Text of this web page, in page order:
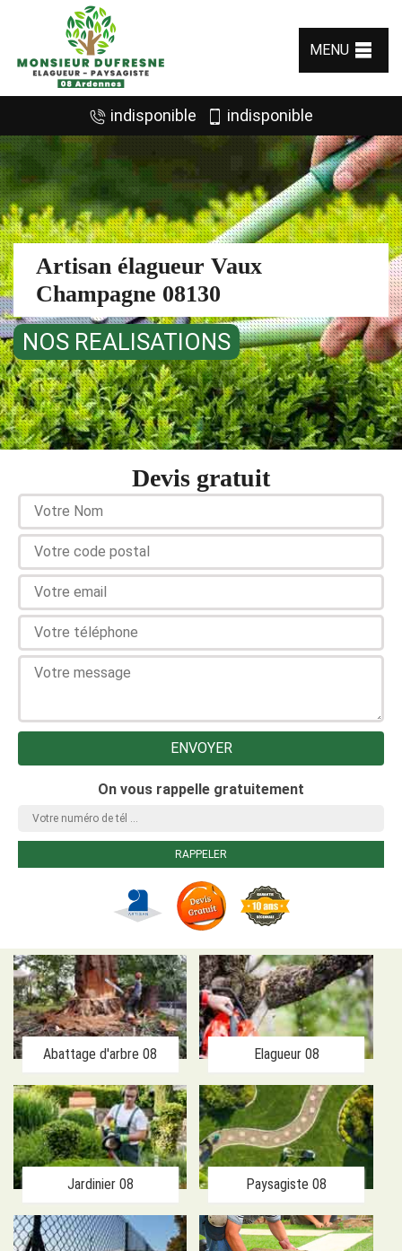
MENU
indisponible indisponible
Artisan élagueur Vaux
Champagne 08130
NOS REALISATIONS
Devis gratuit
On vous rappelle gratuitement
Abattage d'arbre 08 Elagueur 08
Jardinier 08 Paysagiste 08